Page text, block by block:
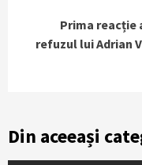
Prima reacție
refuzul lui Adrian
Din aceeași